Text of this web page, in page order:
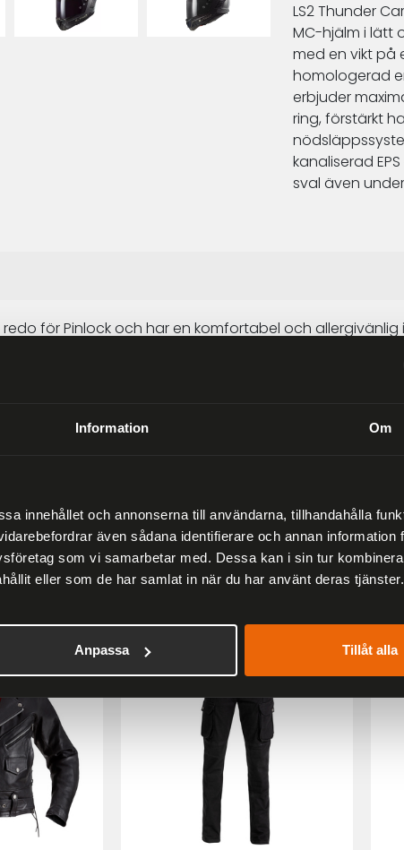
Information Om
innehållet och annonserna till användarna, tillhandahålla
även sådana identifierare och annan information
som vi samarbetar med. Dessa kan i sin tur
eller som de har samlat in när du har använt deras tjänster.
Anpassa Tillåt alla
LS2 Thunder
MC-hjälm i lätt
med en vikt på
homologerad
erbjuder
ring, förstärkt
kanaliserad
sval även
för Pinlock och har en komfortabel och allergivänlig
anpassar den sig perfekt för optimal passform.
komfort och stil!
produkter
har även tittat på
33 % 33 %